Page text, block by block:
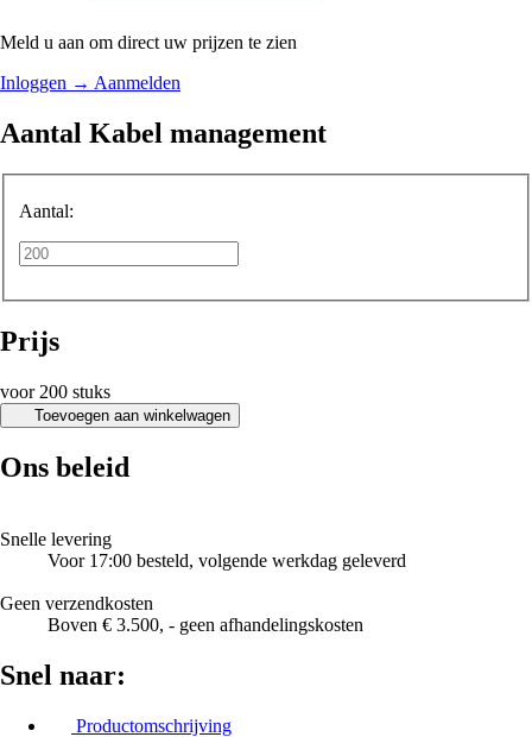
Meld u aan om direct uw prijzen te zien
Inloggen → Aanmelden
Aantal Kabel management
Aantal:
Prijs
voor 200 stuks
Toevoegen aan winkelwagen
Ons beleid
Snelle levering
Voor 17:00 besteld, volgende werkdag geleverd
Geen verzendkosten
Boven € 3.500, - geen afhandelingskosten
Snel naar:
Productomschrijving